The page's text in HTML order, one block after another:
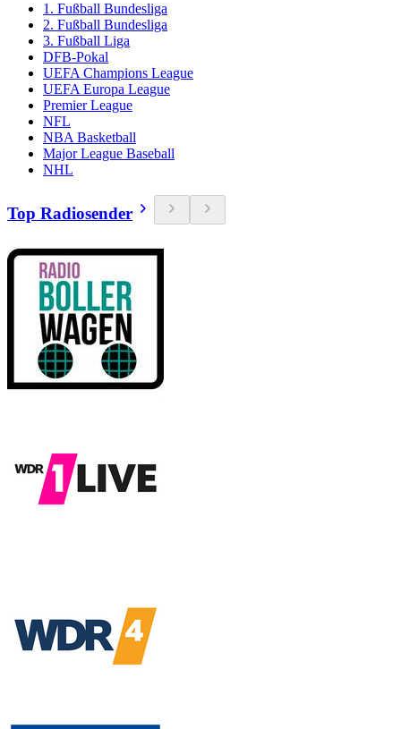
1. Fußball Bundesliga
2. Fußball Bundesliga
3. Fußball Liga
DFB-Pokal
UEFA Champions League
UEFA Europa League
Premier League
NFL
NBA Basketball
Major League Baseball
NHL
Top Radiosender